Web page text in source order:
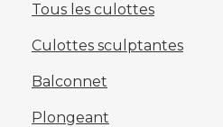
Tous les culottes
Culottes sculptantes
Balconnet
Plongeant